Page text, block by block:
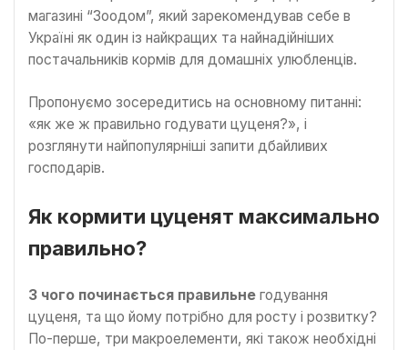
магазині “Зоодом”, який зарекомендував себе в
Україні як один із найкращих та найнадійніших
постачальників кормів для домашніх улюбленців.
Пропонуємо зосередитись на основному питанні:
«як же ж правильно годувати цуценя?», і
розглянути найпопулярніші запити дбайливих
господарів.
Як кормити цуценят максимально
правильно?
З чого починається правильне годування
цуценя, та що йому потрібно для росту і розвитку?
По-перше, три макроелементи, які також необхідні